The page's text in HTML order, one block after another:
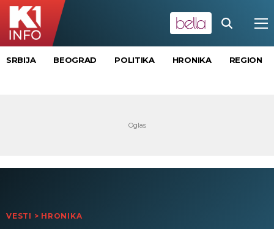
SRBIJA BEOGRAD POLITIKA HRONIKA REGION
VESTI > HRONIKA